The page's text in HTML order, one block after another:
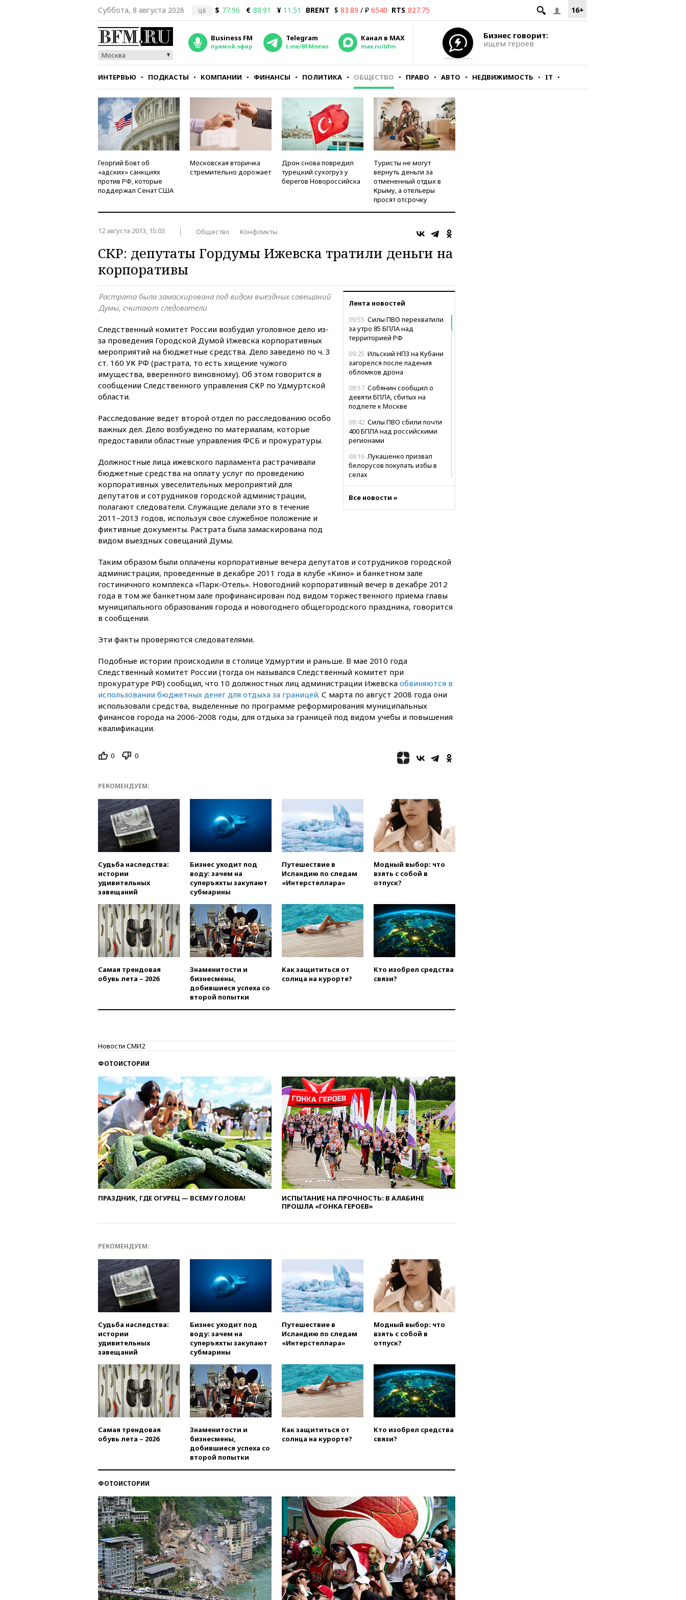
16+
Суббота, 8 августа 2026 ЦБ $ 77.96 € 88.91 ¥ 11.51 BRENT $ 83.89 / ₽ 6540 RTS 827.75
Москва
Business FM
прямой эфир
Telegram
t.me/BFMnews
Канал в MAX
max.ru/bfm
Бизнес говорит:
ищем героев
ИНТЕРВЬЮ ПОДКАСТЫ КОМПАНИИ ФИНАНСЫ ПОЛИТИКА ОБЩЕСТВО ПРАВО АВТО НЕДВИЖИМОСТЬ IT
СТИЛЬ ТЕСТЫ
Георгий Бовт об
«адских» санкциях
против РФ, которые
поддержал Сенат США
Московская вторичка
стремительно дорожает
Дрон снова повредил
турецкий сухогруз у
берегов Новороссийска
Туристы не могут
вернуть деньги за
отмененный отдых в
Крыму, а отельеры
просят отсрочку
12 августа 2013, 15:03 Общество Конфликты
СКР: депутаты Гордумы Ижевска тратили деньги на
корпоративы
Лента новостей
09:55 Силы ПВО перехватили
за утро 85 БПЛА над
территорией РФ
09:25 Ильский НПЗ на Кубани
загорелся после падения
обломков дрона
08:57 Собянин сообщил о
девяти БПЛА, сбитых на
подлете к Москве
08:42 Силы ПВО сбили почти
400 БПЛА над российскими
регионами
08:16 Лукашенко призвал
белорусов покупать избы в
селах
крупнейшим поставщиком
авиатоплива в Европу
присутствие в Сеуте на фоне
миграционного кризиса
03:30В Минстрое сравнили
качество жилья в Нью-Йорке и
России
01:35 Мигрант погиб при
попытке попасть из Марокко в
Сеуту на параплане
00:30 FT: ЕС не готов принять в
блок Украину из-за уровня
коррупции
выгоду безвизового режима с
Москве вернут утраченную
скульптуру балерины
вчера, 22:45Литовец
протаранил погранпункт при
попытке попасть в Россию
анонсировал скорое
соглашение о прекращении
огня США и Ирана
вчера, 22:15Три человека
получили ножевые ранения
при нападении в Чехии
вчера, 22:00Путин поручил
выделить средства на новые
РЛС для Белгородской
вчера, 21:56 The Atlantic: Маск
атак вглубь РФ
уголовное дело
официальный отказ в визах от
Хорватии
вчера, 21:15Пентагон
опубликовал 16 новых видео с
НЛО
вчера, 21:00На границе
Украины с Польшей скопилось
свыше 6,5 тысячи грузовиков
вчера, 20:53Швыдкой:
«Интервидение» точно
пройдет в 2026 году
вчера, 20:45
беспилотников над Россией
вчера, 20:30
Лидию Невзорову
заочно арестовали по делу о
финансировании
экстремизма
постановил остановить
строительство бального зала в
Белом доме
одобрил ужесточение
санкций против России и
Ирана
вчера, 20:00СК возбудил дело
против журналистки Катерины
России
Трусовой
впервые совершил
официальный визит в Сербию
вчера, 19:19Россиянка
погибла во Французских
Альпах
вчера, 19:00Открытое
горение на складе в Брянске
ликвидировано
вчера, 18:55Минобороны
Все новости »
Растрата была замаскирована под видом выездных совещаний
Думы, считают следователи
Следственный комитет России возбудил уголовное дело из-
за проведения Городской Думой Ижевска корпоративных
мероприятий на бюджетные средства. Дело заведено по ч. 3
ст. 160 УК РФ (растрата, то есть хищение чужого
имущества, вверенного виновному). Об этом говорится в
сообщении Следственного управления СКР по Удмуртской
области.
Расследование ведет второй отдел по расследованию особо
важных дел. Дело возбуждено по материалам, которые
предоставили областные управления ФСБ и прокуратуры.
Должностные лица ижевского парламента растрачивали
бюджетные средства на оплату услуг по проведению
корпоративных увеселительных мероприятий для
депутатов и сотрудников городской администрации,
полагают следователи. Служащие делали это в течение
2011–2013 годов, используя свое служебное положение и
фиктивные документы. Растрата была замаскирована под
видом выездных совещаний Думы.
Таким образом были оплачены корпоративные вечера депутатов и сотрудников городской
администрации, проведенные в декабре 2011 года в клубе «Кино» и банкетном зале
гостиничного комплекса «Парк-Отель». Новогодний корпоративный вечер в декабре 2012
года в том же банкетном зале профинансирован под видом торжественного приема главы
муниципального образования города и новогоднего общегородского праздника, говорится
в сообщении.
Эти факты проверяются следователями.
Подобные истории происходили в столице Удмуртии и раньше. В мае 2010 года
Следственный комитет России (тогда он назывался Следственный комитет при
прокуратуре РФ) сообщил, что 10 должностных лиц администрации Ижевска обвиняются в
использовании бюджетных денег для отдыха за границей. С марта по август 2008 года они
использовали средства, выделенные по программе реформирования муниципальных
финансов города на 2006-2008 годы, для отдыха за границей под видом учебы и повышения
квалификации.
0 0
РЕКОМЕНДУЕМ:
Судьба наследства:
истории
удивительных
завещаний
Бизнес уходит под
воду: зачем на
суперъяхты закупают
субмарины
Путешествие в
Исландию по следам
«Интерстеллара»
Модный выбор: что
взять с собой в
отпуск?
Самая трендовая
обувь лета – 2026
Знаменитости и
бизнесмены,
добившиеся успеха со
второй попытки
Как защититься от
солнца на курорте?
Кто изобрел средства
связи?
Новости СМИ2
ФОТОИСТОРИИ
ПРАЗДНИК, ГДЕ ОГУРЕЦ — ВСЕМУ ГОЛОВА!
ИСПЫТАНИЕ НА ПРОЧНОСТЬ: В АЛАБИНЕ
ПРОШЛА «ГОНКА ГЕРОЕВ»
РЕКОМЕНДУЕМ:
Судьба наследства:
истории
удивительных
завещаний
Бизнес уходит под
воду: зачем на
суперъяхты закупают
субмарины
Путешествие в
Исландию по следам
«Интерстеллара»
Модный выбор: что
взять с собой в
отпуск?
Самая трендовая
обувь лета – 2026
Знаменитости и
бизнесмены,
добившиеся успеха со
второй попытки
Как защититься от
солнца на курорте?
Кто изобрел средства
связи?
ФОТОИСТОРИИ